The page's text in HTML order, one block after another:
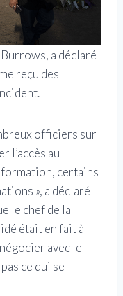
a déclaré
reçu des
officiers sur
l’accès au
certains
», a déclaré
le chef de la
était en fait à
avec le
ce qui se